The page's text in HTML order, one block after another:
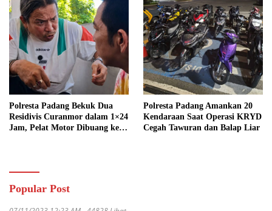
Polresta Padang Bekuk Dua
Residivis Curanmor dalam 1×24
Jam, Pelat Motor Dibuang ke
Polresta Padang Amankan 20
Kendaraan Saat Operasi KRYD
Cegah Tawuran dan Balap Liar
Popular Post